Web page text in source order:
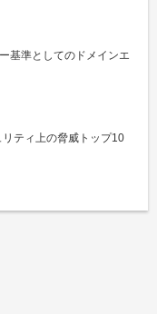
基準としてのドメインエ
ティ上の脅威トップ10